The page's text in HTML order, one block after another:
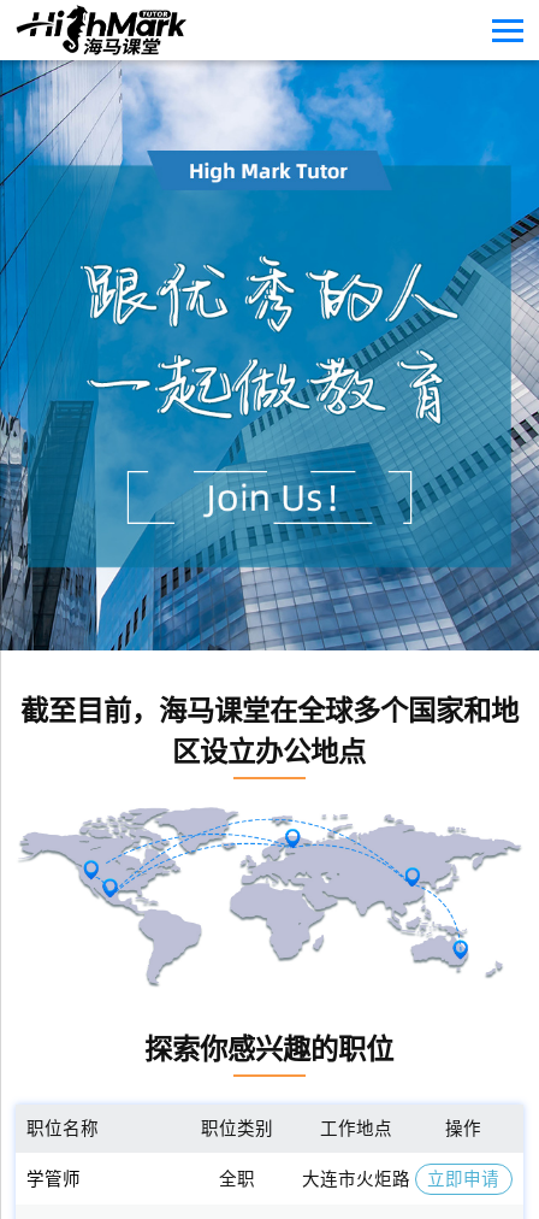
截至目前，海马课堂在全球多个国家和地
区设立办公地点
探索你感兴趣的职位
职位名称 职位类别 工作地点 操作
学管师 全职 大连市火炬路 立即申请